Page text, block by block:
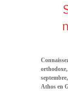
Athos en